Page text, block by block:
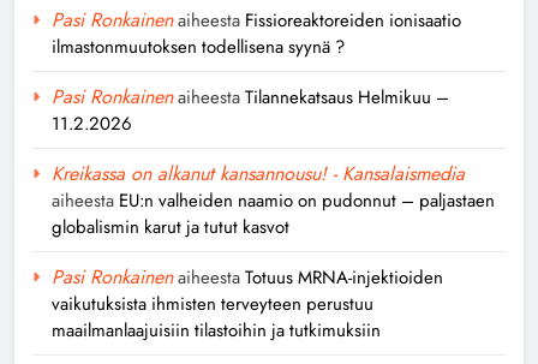
Pasi Ronkainenaiheesta Fissioreaktoreiden ionisaatio
ilmastonmuutoksen todellisena syynä ?
Pasi RonkainenaiheestaTilannekatsaus Helmikuu –
11.2.2026
Kreikassa on alkanut kansannousu! - Kansalaismedia
aiheesta EU:n valheiden naamio on pudonnut – paljastaen
globalismin karut ja tutut kasvot
Pasi RonkainenaiheestaTotuus MRNA-injektioiden
vaikutuksista ihmisten terveyteen perustuu
maailmanlaajuisiin tilastoihin ja tutkimuksiin